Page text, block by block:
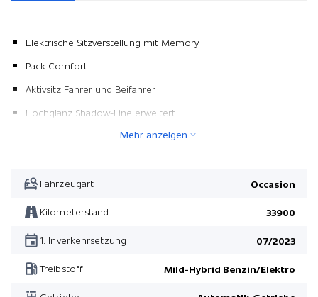
Elektrische Sitzverstellung mit Memory
Pack Comfort
Aktivsitz Fahrer und Beifahrer
Hochglanz Shadow-Line erweitert
Elektrische Sitzverstellung mit Memory
Sonnenschutzverglasung
Dachreling Shadow Line/ hochglanz
Pack M Sport
Mehr anzeigen
Fahrzeugart Occasion
Kilometerstand 33900
1. Inverkehrsetzung 07/2023
Treibstoff Mild-Hybrid Benzin/Elektro